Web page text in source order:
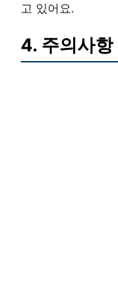
고 있어요.
4. 주의사항